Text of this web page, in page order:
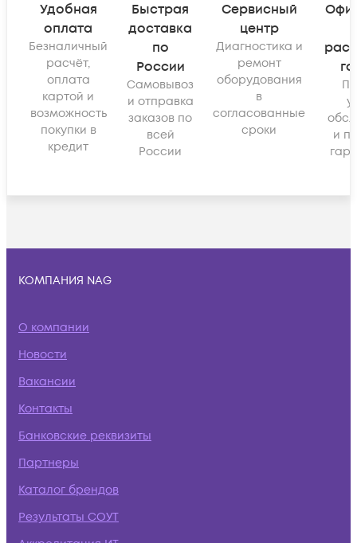
Удобная
оплата
Безналичный
расчёт,
оплата
картой и
возможность
покупки в
кредит
Быстрая
доставка
по
России
Самовывоз
и отправка
заказов по
всей
России
Сервисный
центр
Диагностика и
ремонт
оборудования
в
согласованные
сроки
и
КОМПАНИЯ NAG
О компании
Новости
Вакансии
Контакты
Банковские реквизиты
Партнеры
Каталог брендов
Результаты СОУТ